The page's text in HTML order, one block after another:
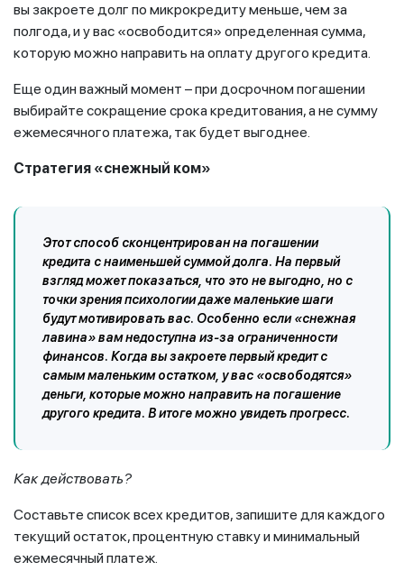
вы закроете долг по микрокредиту меньше, чем за
полгода, и у вас «освободится» определенная сумма,
которую можно направить на оплату другого кредита.
Еще один важный момент – при досрочном погашении
выбирайте сокращение срока кредитования, а не сумму
ежемесячного платежа, так будет выгоднее.
Стратегия «снежный ком»
Этот способ сконцентрирован на погашении
кредита с наименьшей суммой долга. На первый
взгляд может показаться, что это не выгодно, но с
точки зрения психологии даже маленькие шаги
будут мотивировать вас. Особенно если «снежная
лавина» вам недоступна из-за ограниченности
финансов. Когда вы закроете первый кредит с
самым маленьким остатком, у вас «освободятся»
деньги, которые можно направить на погашение
другого кредита. В итоге можно увидеть прогресс.
Как действовать?
Составьте список всех кредитов, запишите для каждого
текущий остаток, процентную ставку и минимальный
ежемесячный платеж.